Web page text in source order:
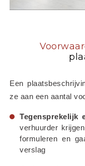
Een
ze aan een aantal
Tegensprekelijk
verhuurder
formuleren en
verslag